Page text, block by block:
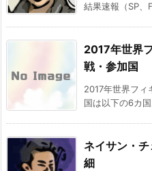
結果速報（SP、
2017年世界
戦・参加国
2017年世界フィ
国は以下の6カ
ネイサン・
細